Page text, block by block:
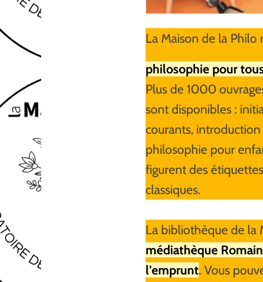
La Maison de la
philosophie pour
Plus de 1000
sont disponibles :
courants, introduction
philosophie pour
figurent des
classiques.
La bibliothèque de la
médiathèque
l’emprunt. Vous